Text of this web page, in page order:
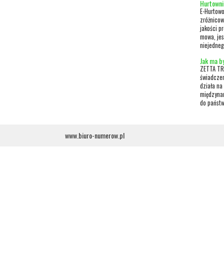
E-
jakości
mowa,
Jak ma
ZETTA
działa
do
www.biuro-numerow.pl